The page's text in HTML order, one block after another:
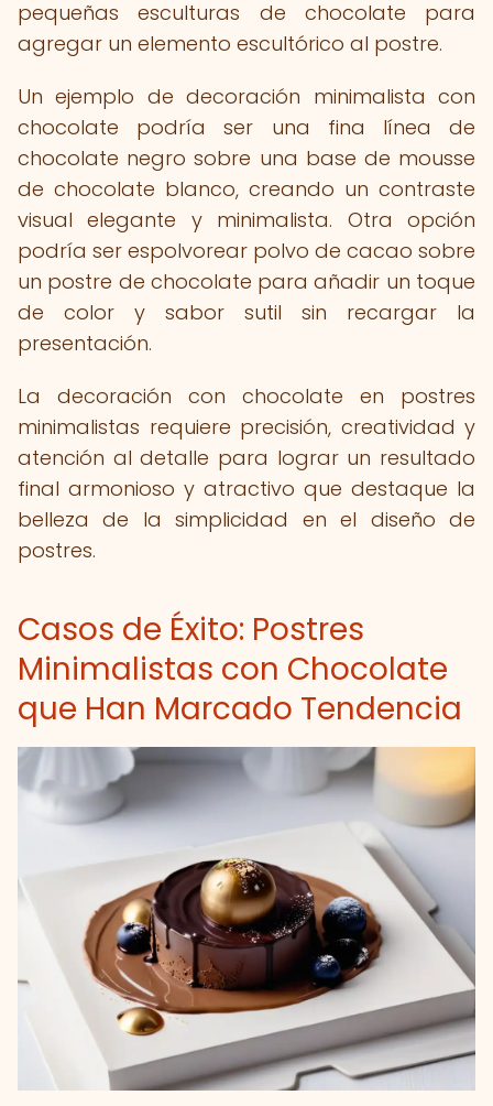
pequeñas esculturas de chocolate para
agregar un elemento escultórico al postre.
Un ejemplo de decoración minimalista con
chocolate podría ser una fina línea de
chocolate negro sobre una base de mousse
de chocolate blanco, creando un contraste
visual elegante y minimalista. Otra opción
podría ser espolvorear polvo de cacao sobre
un postre de chocolate para añadir un toque
de color y sabor sutil sin recargar la
presentación.
La decoración con chocolate en postres
minimalistas requiere precisión, creatividad y
atención al detalle para lograr un resultado
final armonioso y atractivo que destaque la
belleza de la simplicidad en el diseño de
postres.
Casos de Éxito: Postres
Minimalistas con Chocolate
que Han Marcado Tendencia